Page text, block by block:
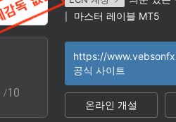
/10
마스터 레이블 MT5
https://
공식 사이트
온라인 개설